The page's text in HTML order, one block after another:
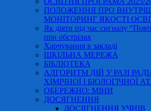
ПОЛОЖЕННЯ ПРО
МОНІТОРИНГ ЯКОСТІ
Як діяти під час сигналу
при обстрілах
Харчування в закладі
ШКІЛЬНА МЕРЕЖА
БІБЛІОТЕКА
АЛГОРИТМ ДІЙ У РАЗІ
ХІМІЧНОЇ І БІОЛОГІЧНОЇ
ОБЕРЕЖНО: МІНИ
ДОСЯГНЕННЯ
ДОСЯГНЕННЯ УЧНІВ